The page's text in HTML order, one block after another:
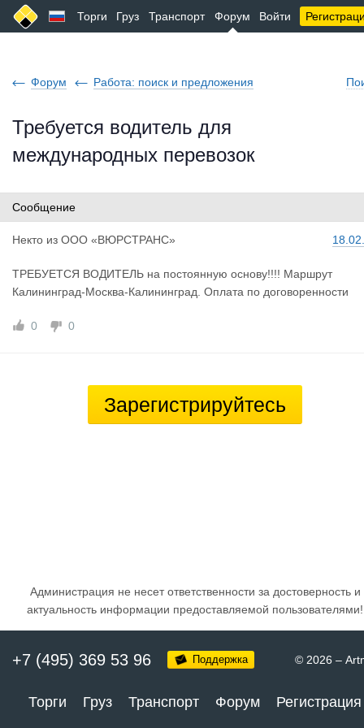
Торги Груз Транспорт Форум Войти
Форум Работа: поиск и предложения
Требуется водитель для
международных перевозок
Сообщение
Некто из ООО «ВЮРСТРАНС»
ТРЕБУЕТСЯ ВОДИТЕЛЬ на постоянную основу!!!! Маршрут
Калининград-Москва-Калининград. Оплата по договоренности
0 0
Зарегистрируйтесь
Администрация не несет ответственности за достоверность и
актуальность информации предоставляемой пользователями!
+7 (495) 369 53 96 Поддержка © 2026 –
Торги Груз Транспорт Форум Регистрация